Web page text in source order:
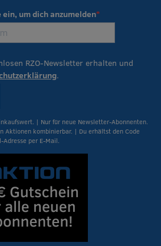
um dich anzumelden
RZO-Newsletter erhalten und
.
| Nur für neue Newsletter-Abonnenten.
Aktionen kombinierbar. | Du erhältst den Code
per E-Mail.